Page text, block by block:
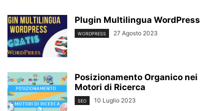
Plugin Multilingua WordPress
WORDPRESS 27 Agosto 2023
Posizionamento Organico nei
Motori di Ricerca
SEO 10 Luglio 2023